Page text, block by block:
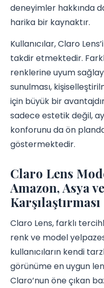
deneyimler hakkında
harika bir kaynaktır.
Kullanıcılar, Claro
takdir etmektedir.
renklerine uyum
sunulması,
için büyük bir
sadece estetik değil,
konforunu da ön
göstermektedir.
Claro Lens
Amazon, Asya
Karşılaştırması
Claro Lens, farklı
renk ve model
kullanıcıların kendi
görünüme en uygun
Claro’nun öne çıkan